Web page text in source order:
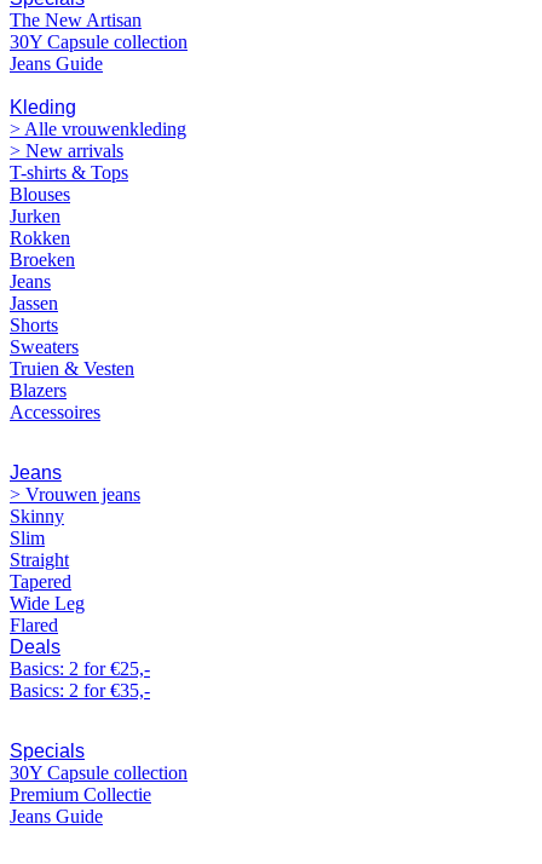
The New Artisan
30Y Capsule collection
Jeans Guide
Kleding
> Alle vrouwenkleding
> New arrivals
T-shirts & Tops
Blouses
Jurken
Rokken
Broeken
Jeans
Jassen
Shorts
Sweaters
Truien & Vesten
Blazers
Accessoires
Jeans
> Vrouwen jeans
Skinny
Slim
Straight
Tapered
Wide Leg
Flared
Deals
Basics: 2 for €25,-
Basics: 2 for €35,-
Specials
30Y Capsule collection
Premium Collectie
Jeans Guide